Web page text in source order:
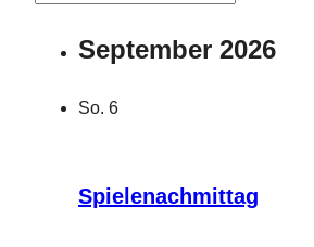
September 2026
So. 6
Spielenachmittag